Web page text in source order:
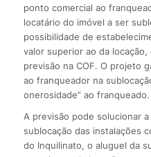
ponto comercial ao
locatário do imóvel a ser
possibilidade de
valor superior ao da
previsão na COF. O projeto
ao franqueador na
onerosidade” ao franqueado.
A previsão pode solucionar
sublocação das instalações
do Inquilinato, o aluguel da